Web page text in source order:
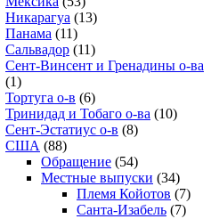
Никарагуа (13)
Панама (11)
Сальвадор (11)
Сент-Винсент и Гренадины о-ва
(1)
Тортуга о-в (6)
Тринидад и Тобаго о-ва (10)
Сент-Эстатиус о-в (8)
США (88)
Обращение (54)
Местные выпуски (34)
Племя Койотов (7)
Санта-Изабель (7)